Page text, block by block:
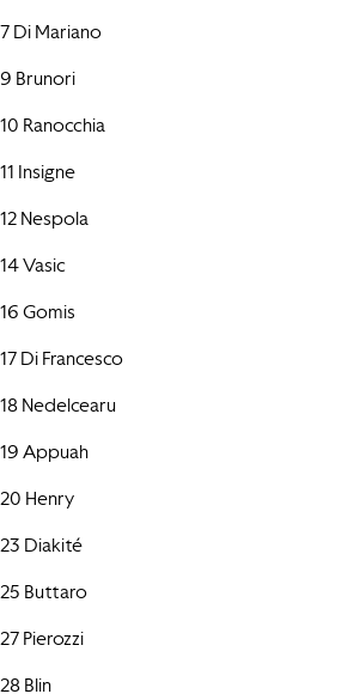
7 Di Mariano
9 Brunori
10 Ranocchia
11 Insigne
12 Nespola
14 Vasic
16 Gomis
17 Di Francesco
18 Nedelcearu
19 Appuah
20 Henry
23 Diakité
25 Buttaro
27 Pierozzi
28 Blin